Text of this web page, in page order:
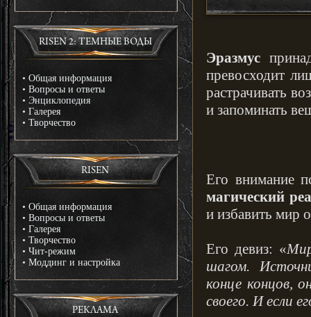
RISEN 2: ТЕМНЫЕ ВОДЫ
• Общая информация
• Вопросы и ответы
• Энциклопедия
• Галерея
• Творчество
RISEN
• Общая информация
• Вопросы и ответы
• Галерея
• Творчество
• Чит-режим
• Моддинг и настройка
РЕКЛАМА
Эразмус
превосходит
растрачивать
и запоминать
Его внимание
магический
и избавить мир
Его девиз: «
шагом.
конце концов,
своего. И если